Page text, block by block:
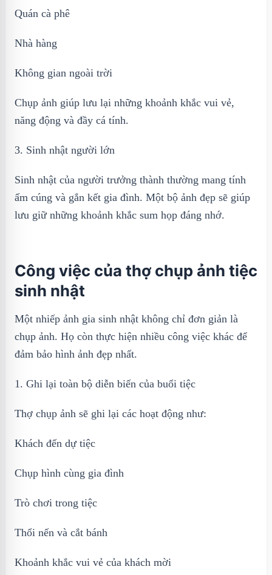
Quán cà phê
Nhà hàng
Không gian ngoài trời
Chụp ảnh giúp lưu lại những khoảnh khắc vui vẻ,
năng động và đầy cá tính.
3. Sinh nhật người lớn
Sinh nhật của người trưởng thành thường mang tính
ấm cúng và gắn kết gia đình. Một bộ ảnh đẹp sẽ giúp
lưu giữ những khoảnh khắc sum họp đáng nhớ.
Công việc của thợ chụp ảnh tiệc
sinh nhật
Một nhiếp ảnh gia sinh nhật không chỉ đơn giản là
chụp ảnh. Họ còn thực hiện nhiều công việc khác để
đảm bảo hình ảnh đẹp nhất.
1. Ghi lại toàn bộ diễn biến của buổi tiệc
Thợ chụp ảnh sẽ ghi lại các hoạt động như:
Khách đến dự tiệc
Chụp hình cùng gia đình
Trò chơi trong tiệc
Thổi nến và cắt bánh
Khoảnh khắc vui vẻ của khách mời